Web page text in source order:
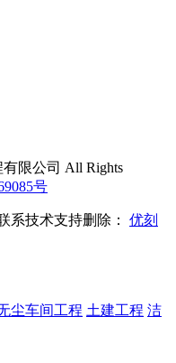
限公司 All Rights
号
系技术支持删除： 优刻
尘车间工程 土建工程 洁